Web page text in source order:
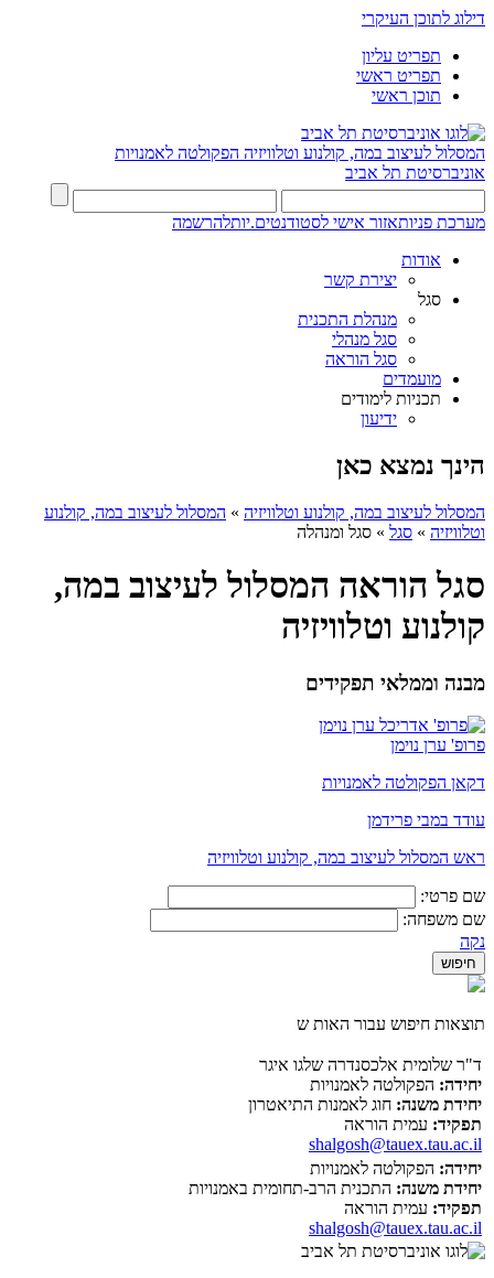
דילוג לתוכן העיקרי
תפריט עליון
תפריט ראשי
תוכן ראשי
המסלול לעיצוב במה, קולנוע וטלוויזיה הפקולטה לאמנויות
אוניברסיטת תל אביב
מערכת פניותאזור אישי לסטודנטים.יותלהרשמה
אודות
יצירת קשר
סגל
מנהלת התכנית
סגל מנהלי
סגל הוראה
מועמדים
תכניות לימודים
ידיעון
הינך נמצא כאן
המסלול לעיצוב במה, קולנוע וטלוויזיה » המסלול לעיצוב במה, קולנוע
וטלוויזיה » סגל » סגל ומנהלה
סגל הוראה המסלול לעיצוב במה,
קולנוע וטלוויזיה
מבנה וממלאי תפקידים
פרופ' ערן נוימן
דקאן הפקולטה לאמנויות
עודד במבי פרידמן
ראש המסלול לעיצוב במה, קולנוע וטלוויזיה
שם פרטי:
שם משפחה:
נקה
תוצאות חיפוש עבור האות ש
ד"ר שלומית אלכסנדרה שלגו איגר
יחידה: הפקולטה לאמנויות
יחידת משנה: חוג לאמנות התיאטרון
תפקיד: עמית הוראה
shalgosh@tauex.tau.ac.il
יחידה: הפקולטה לאמנויות
יחידת משנה: התכנית הרב-תחומית באמנויות
תפקיד: עמית הוראה
shalgosh@tauex.tau.ac.il